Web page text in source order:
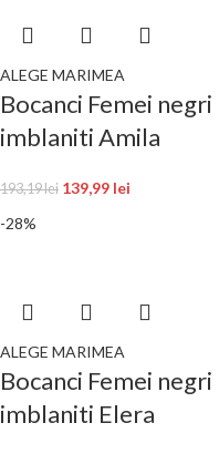
ALEGE MARIMEA
Bocanci Femei negri
imblaniti Amila
193,19lei 139,99 lei
-28%
ALEGE MARIMEA
Bocanci Femei negri
imblaniti Elera